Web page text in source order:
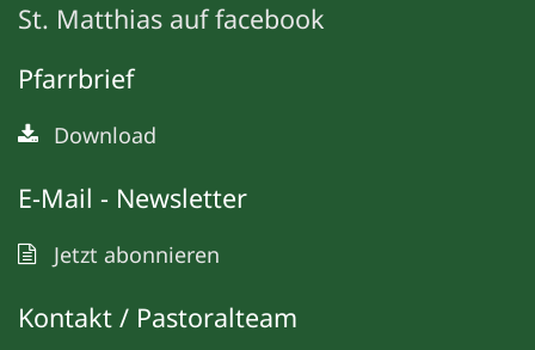
St. Matthias auf facebook
Pfarrbrief
Download
E-Mail - Newsletter
Jetzt abonnieren
Kontakt / Pastoralteam